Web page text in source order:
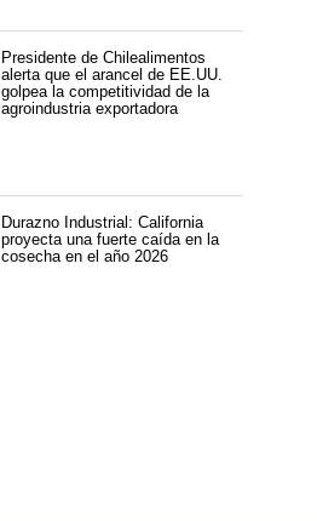
Presidente de Chilealimentos
alerta que el arancel de EE.UU.
golpea la competitividad de la
agroindustria exportadora
Durazno Industrial: California
proyecta una fuerte caída en la
cosecha en el año 2026